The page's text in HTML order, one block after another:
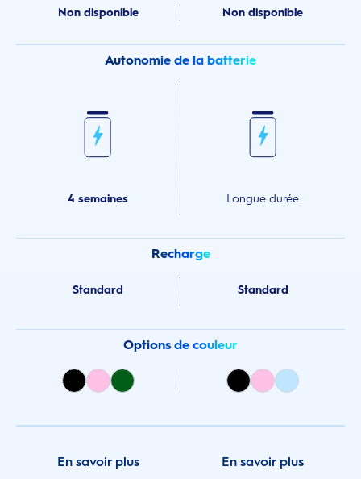
Non disponible Non disponible
Autonomie de la batterie
4 semaines Longue durée
Recharge
Standard Standard
Options de couleur
En savoir plus En savoir plus